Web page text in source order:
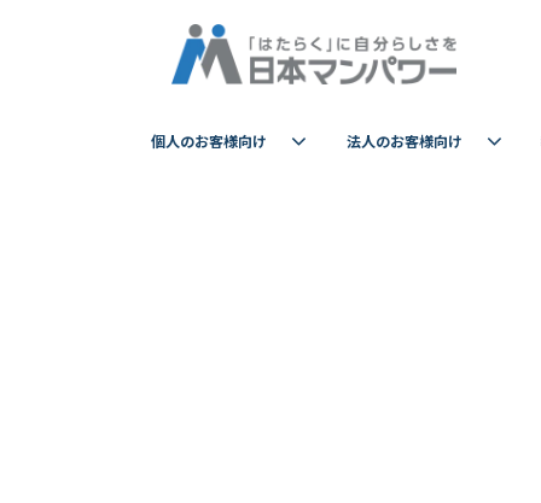
個人のお客様向け 法人のお客様向け